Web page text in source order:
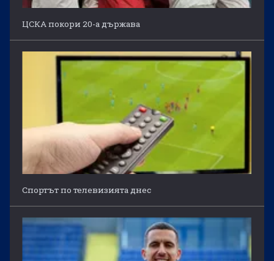
ЦСКА покори 20-а държава
Спортът по телевизията днес